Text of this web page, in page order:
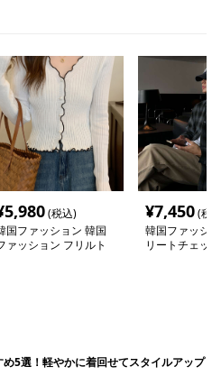
5,980(税込)
国ファッション 韓国
ァッション フリルト
¥7,450(税
韓国ファッシ
リートチェッ
5選！軽やかに着回せてスタイルアップ